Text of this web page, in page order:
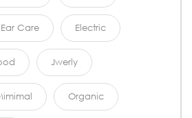
Ear Care Electric
Jwerly
Organic